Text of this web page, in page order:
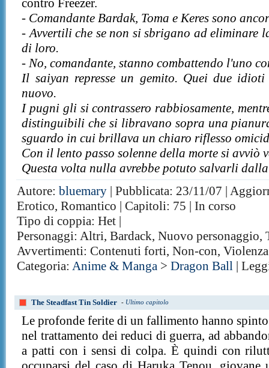
contro Freezer.
- Comandante Bardak, Toma e Keres sono
- Avvertili che se non si sbrigano ad eliminare
di loro.
- No, comandante, stanno combattendo l'uno
Il saiyan represse un gemito. Quei due
nuovo.
I pugni gli si contrassero rabbiosamente,
distinguibili che si libravano sopra una
sguardo in cui brillava un chiaro riflesso
Con il lento passo solenne della morte si avviò
Questa volta nulla avrebbe potuto salvarli
Autore:bluemary | Pubblicata: 23/11/07 |
Erotico, Romantico | Capitoli: 75 | In corso
Tipo di coppia: Het |
Personaggi: Altri, Bardack, Nuovo
Avvertimenti: Contenuti forti, Non-con, Violenza
Categoria:Anime & Manga >Dragon Ball |
The Steadfast Tin Soldier - Ultimo capitolo
Le profonde ferite di un fallimento hanno
nel trattamento dei reduci di guerra, ad
a patti con i sensi di colpa. È quindi con